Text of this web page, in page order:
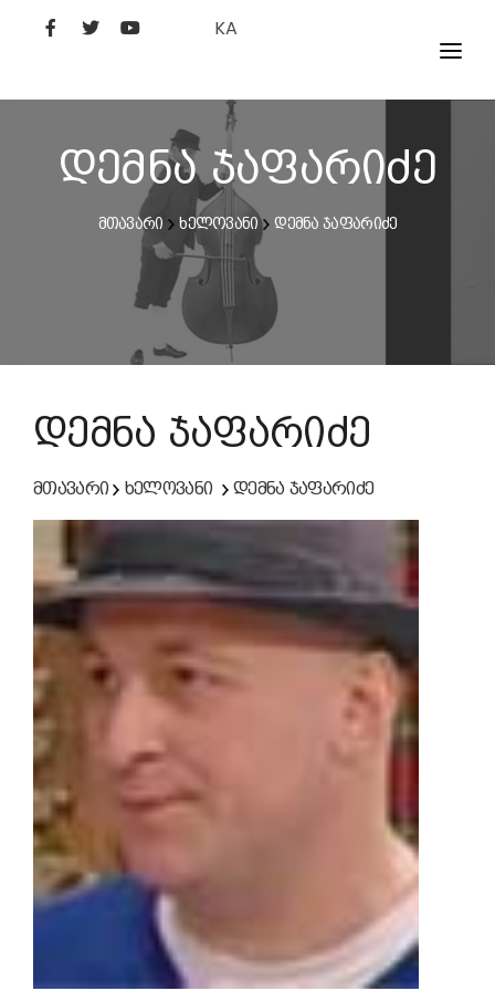
KA
ᲤᲘᲚᲛᲔᲑᲘ
ᲮᲔᲚᲝᲕᲐᲜᲘ
ᲙᲘᲜᲝᲡᲢᲣᲓᲘᲐ
ᲙᲘᲜᲝᲐᲙᲐᲓᲔᲛᲘᲐ
დემნა ჯაფარიძე
მთავარი ხელოვანი დემნა ჯაფარიძე
დემნა ჯაფარიძე
მთავარი ხელოვანი დემნა ჯაფარიძე